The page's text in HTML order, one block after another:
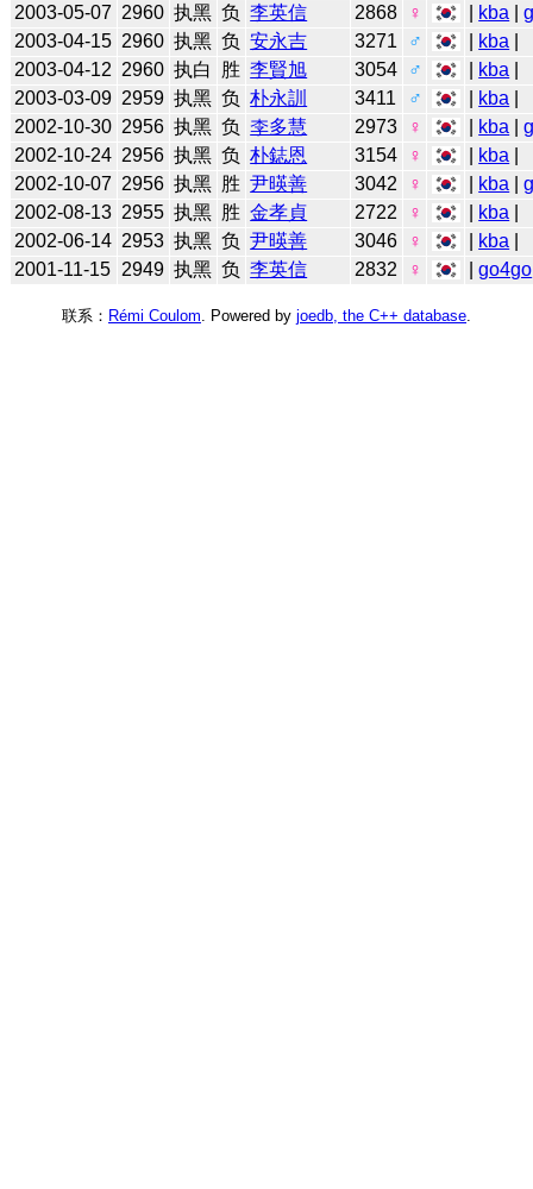
2003-05-07 2960 执黑 负 李英信 2868 ♀ kba |
2003-04-15 2960 执黑 负 安永吉 3271 ♂ kba
2003-04-12 2960 执白 胜 李賢旭 3054 ♂ kba
2003-03-09 2959 执黑 负 朴永訓 3411 ♂ kba
2002-10-30 2956 执黑 负 李多慧 2973 ♀ kba |
2002-10-24 2956 执黑 负 朴鋕恩 3154 ♀ kba
2002-10-07 2956 执黑 胜 尹暎善 3042 ♀ kba |
2002-08-13 2955 执黑 胜 金孝貞 2722 ♀ kba
2002-06-14 2953 执黑 负 尹暎善 3046 ♀ kba
2001-11-15 2949 执黑 负 李英信 2832 ♀ |go4go
联系： Rémi Coulom . Powered by joedb, the C++ database